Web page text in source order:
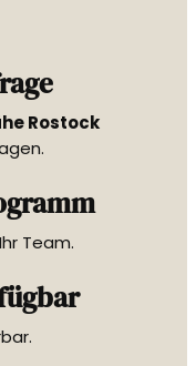
Rostock
Team.